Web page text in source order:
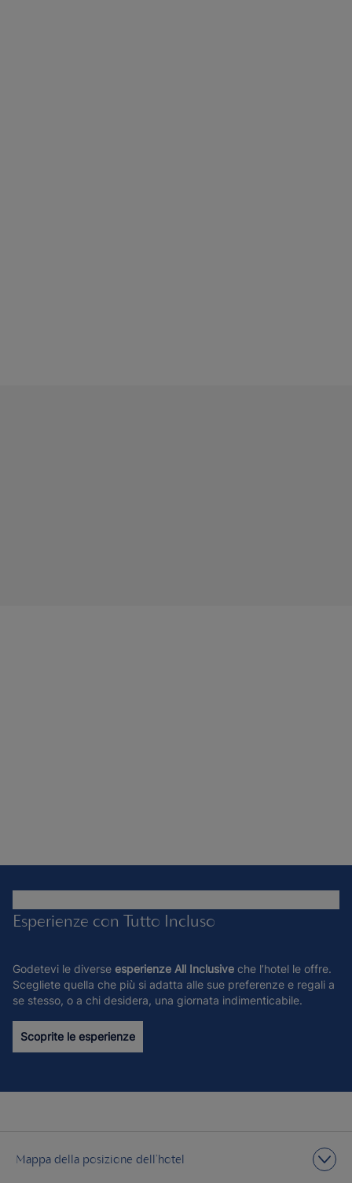
Esperienze con Tutto Incluso
Godetevi le diverse esperienze All Inclusive che l’hotel le offre.
Scegliete quella che più si adatta alle sue preferenze e regali a
se stesso, o a chi desidera, una giornata indimenticabile.
Scoprite le esperienze
Mappa della posizione dell’hotel